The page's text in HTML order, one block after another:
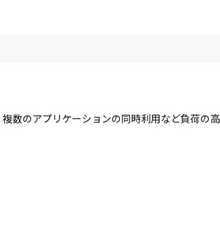
のアプリケーションの同時利用など負荷の